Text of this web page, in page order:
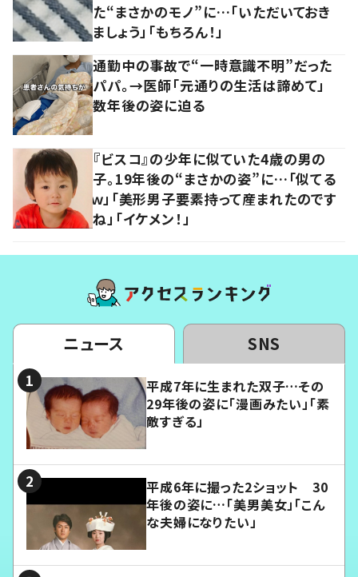
た“まさかのモノ”に…「いただいておき
ましょう」「もちろん！」
通勤中の事故で“一時意識不明”だった
パパ。→医師「元通りの生活は諦めて」
数年後の姿に迫る
『ビスコ』の少年に似ていた4歳の男の
子。19年後の“まさかの姿”に…「似てる
ｗ」「美形男子要素持って産まれたのです
ね」「イケメン！」
ニュース SNS
平成7年に生まれた双子…その
29年後の姿に「漫画みたい」「素
敵すぎる」
平成6年に撮った2ショット 30
年後の姿に…「美男美女」「こん
な夫婦になりたい」